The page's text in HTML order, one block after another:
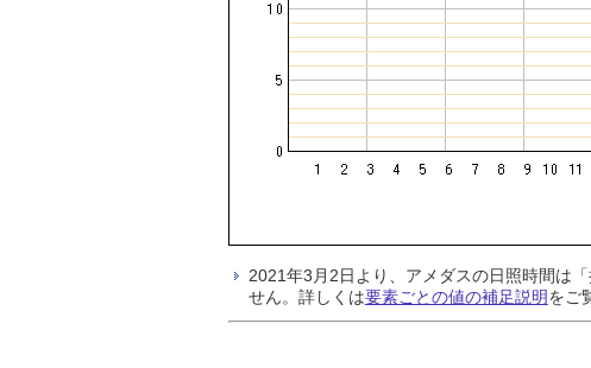
2021年3月2日より、アメダスの日照時間は
せん。詳しくは要素ごとの値の補足説明をご